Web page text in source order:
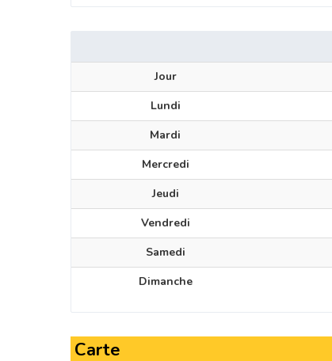
Jour
Lundi
Mardi
Mercredi
Jeudi
Vendredi
Samedi
Dimanche
Carte